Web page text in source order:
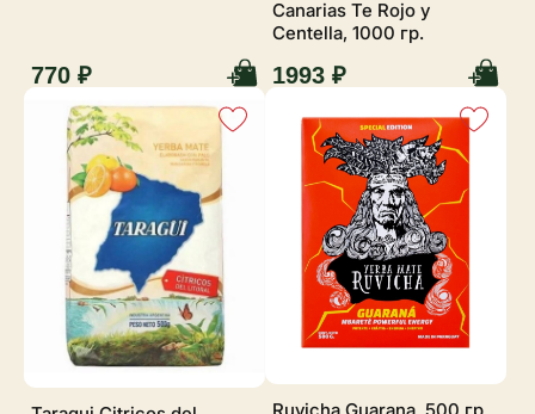
770 ₽
Canarias Te Rojo y
Centella, 1000 гр.
1993 ₽